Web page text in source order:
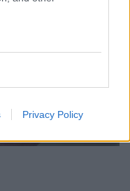
Privacy Policy